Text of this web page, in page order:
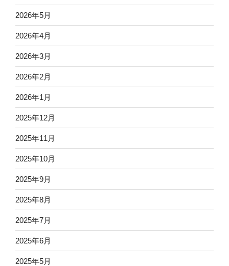
2026年5月
2026年4月
2026年3月
2026年2月
2026年1月
2025年12月
2025年11月
2025年10月
2025年9月
2025年8月
2025年7月
2025年6月
2025年5月